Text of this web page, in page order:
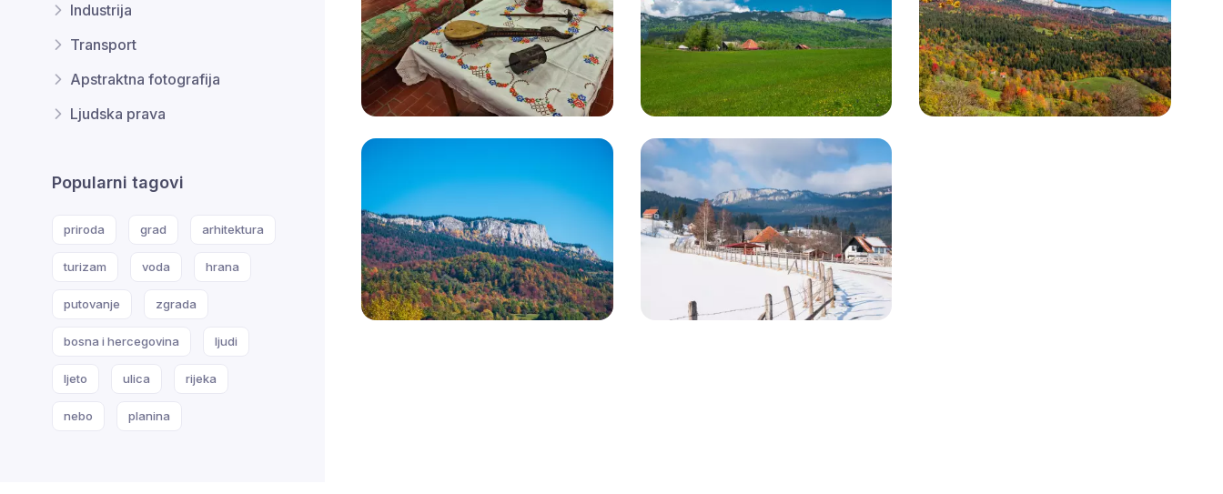
Industrija
Transport
Apstraktna fotografija
Ljudska prava
Popularni tagovi
priroda grad arhitektura
turizam voda hrana
putovanje zgrada
bosna i hercegovina ljudi
ljeto ulica rijeka
nebo planina